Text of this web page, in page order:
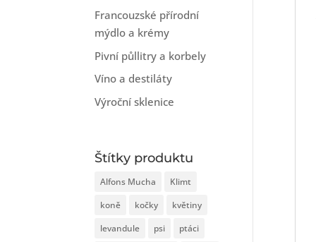
Francouzské přírodní
mýdlo a krémy
Pivní půllitry a korbely
Víno a destiláty
Výroční sklenice
Štítky produktu
Alfons Mucha
Klimt
koně
kočky
květiny
levandule
psi
ptáci